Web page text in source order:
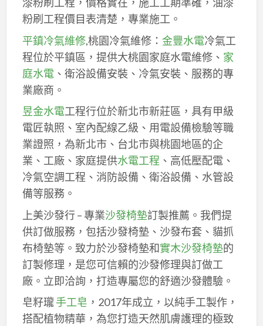
粉刷工程價目表清楚，專業施工。
平鎮冷氣維修,桃園冷氣維修： 金豐水電冷氣工
程位於平鎮區，提供大桃園家庭水電維修、 家
庭水電、衛浴設備安裝、冷氣安裝、服務的專
業廠商。
昱金水電工程行位於新北市新莊區，具有甲級
電匠執照、室內配線乙級、用電設備檢驗等職
業證照，為新北市、台北市與桃園地區的企
業、工廠、家庭提供水電工程 、高低壓配電、
冷氣空調工程、消防設備、衛浴設備、水管設
備等服務。
上美沙發行 – 專業沙發椅墊訂製推薦。我們提
供訂做服務，包括沙發椅墊、沙發布套、貓抓
布椅墊等。致力於沙發椅墊和實木沙發椅墊的
訂製修理，是您可信賴的沙發修理與訂做工
廠。立即洽詢，打造專屬您的舒適沙發體驗。
皂籽瓏手工皂 ，2017年成立，以純手工製作，
搭配植物精華，為您打造天然肌膚護理的極致